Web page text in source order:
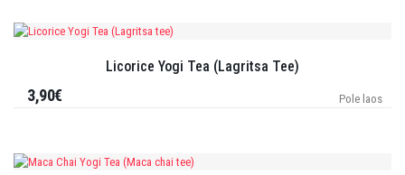
Licorice Yogi Tea (Lagritsa Tee)
Pole laos
3,90€